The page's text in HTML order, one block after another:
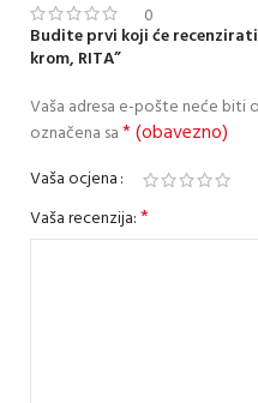
0
Budite prvi koji će recenzirati
krom, RITA”
Vaša adresa e-pošte neće biti
označena sa* (obavezno)
Vaša ocjena
Vaša recenzija:*